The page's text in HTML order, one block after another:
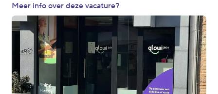
Meer info over deze vacature?